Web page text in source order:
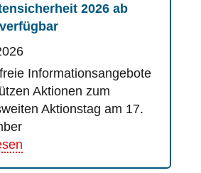
2026 ab
Informationsangebote
Aktionen zum
Aktionstag am 17.